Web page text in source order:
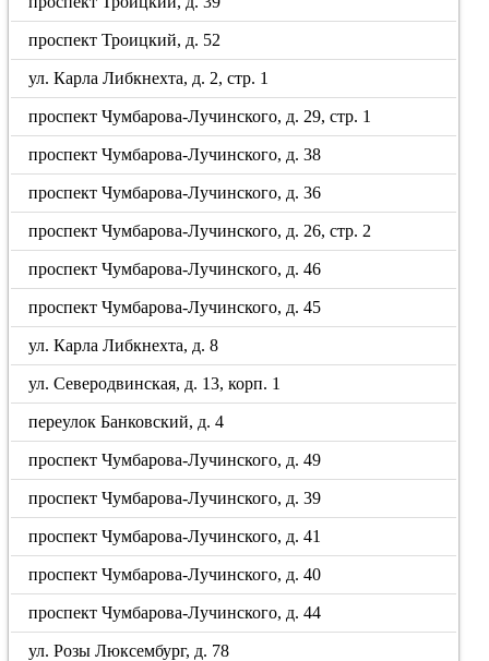
проспект Троицкий, д. 52
ул. Карла Либкнехта, д. 2, стр. 1
проспект Чумбарова-Лучинского, д. 29, стр. 1
проспект Чумбарова-Лучинского, д. 38
проспект Чумбарова-Лучинского, д. 36
проспект Чумбарова-Лучинского, д. 26, стр. 2
проспект Чумбарова-Лучинского, д. 46
проспект Чумбарова-Лучинского, д. 45
ул. Карла Либкнехта, д. 8
ул. Северодвинская, д. 13, корп. 1
переулок Банковский, д. 4
проспект Чумбарова-Лучинского, д. 49
проспект Чумбарова-Лучинского, д. 39
проспект Чумбарова-Лучинского, д. 41
проспект Чумбарова-Лучинского, д. 40
проспект Чумбарова-Лучинского, д. 44
ул. Розы Люксембург, д. 78